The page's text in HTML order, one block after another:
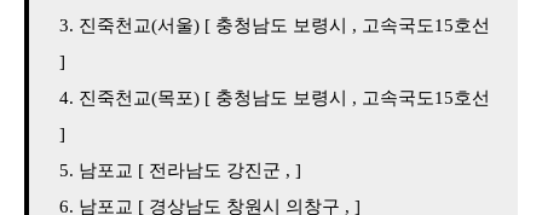
진죽천교(서울) [ 충청남도 보령시 , 고속국도15호선
]
진죽천교(목포) [ 충청남도 보령시 , 고속국도15호선
]
남포교 [ 전라남도 강진군 , ]
남포교 [ 경상남도 창원시 의창구 , ]